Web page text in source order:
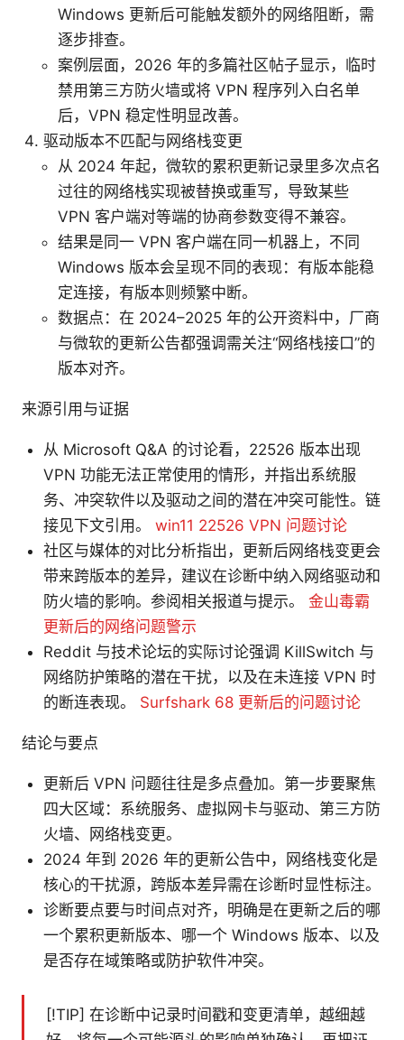
Windows 更新后可能触发额外的网络阻断，需
逐步排查。
案例层面，2026 年的多篇社区帖子显示，临时
禁用第三方防火墙或将 VPN 程序列入白名单
后，VPN 稳定性明显改善。
驱动版本不匹配与网络栈变更
从 2024 年起，微软的累积更新记录里多次点名
过往的网络栈实现被替换或重写，导致某些
VPN 客户端对等端的协商参数变得不兼容。
结果是同一 VPN 客户端在同一机器上，不同
Windows 版本会呈现不同的表现：有版本能稳
定连接，有版本则频繁中断。
数据点：在 2024–2025 年的公开资料中，厂商
与微软的更新公告都强调需关注“网络栈接口”的
版本对齐。
来源引用与证据
从 Microsoft Q&A 的讨论看，22526 版本出现
VPN 功能无法正常使用的情形，并指出系统服
务、冲突软件以及驱动之间的潜在冲突可能性。链
接见下文引用。 win11 22526 VPN 问题讨论
社区与媒体的对比分析指出，更新后网络栈变更会
带来跨版本的差异，建议在诊断中纳入网络驱动和
防火墙的影响。参阅相关报道与提示。 金山毒霸
更新后的网络问题警示
Reddit 与技术论坛的实际讨论强调 KillSwitch 与
网络防护策略的潜在干扰，以及在未连接 VPN 时
的断连表现。 Surfshark 68 更新后的问题讨论
结论与要点
更新后 VPN 问题往往是多点叠加。第一步要聚焦
四大区域：系统服务、虚拟网卡与驱动、第三方防
火墙、网络栈变更。
2024 年到 2026 年的更新公告中，网络栈变化是
核心的干扰源，跨版本差异需在诊断时显性标注。
诊断要点要与时间点对齐，明确是在更新之后的哪
一个累积更新版本、哪一个 Windows 版本、以及
是否存在域策略或防护软件冲突。
[!TIP] 在诊断中记录时间戳和变更清单，越细越